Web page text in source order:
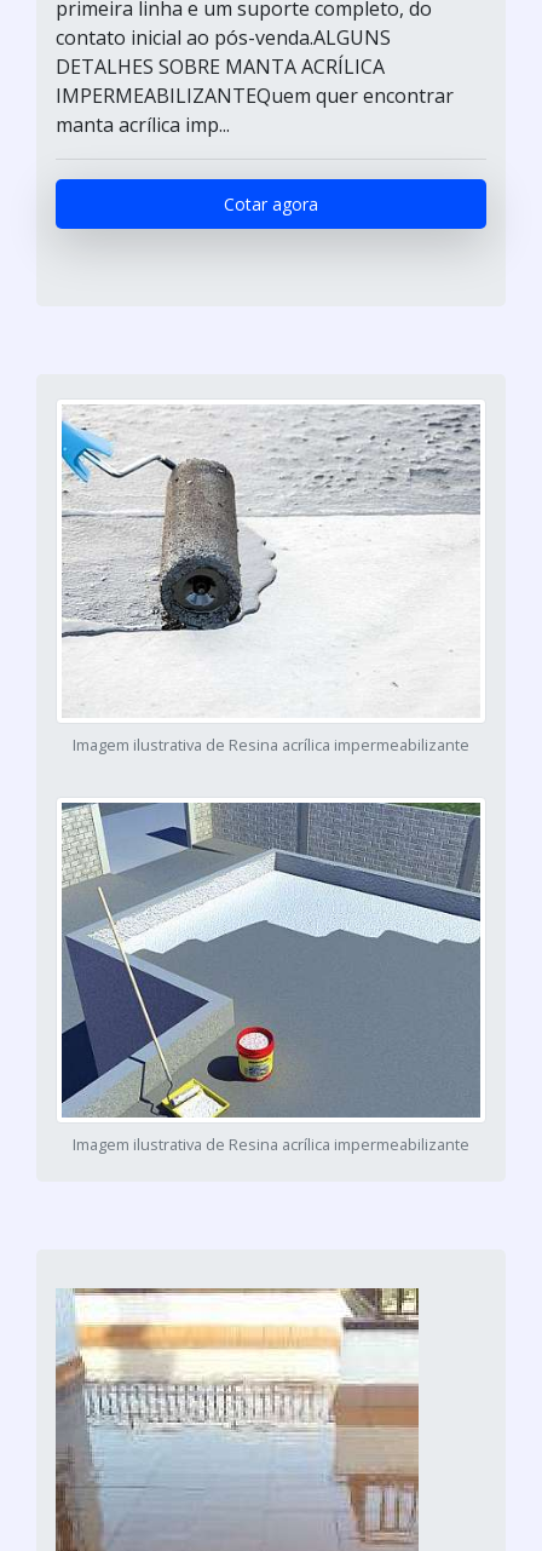
primeira linha e um suporte completo, do
contato inicial ao pós-venda.ALGUNS
DETALHES SOBRE MANTA ACRÍLICA
IMPERMEABILIZANTEQuem quer encontrar
manta acrílica imp...
Cotar agora
Imagem ilustrativa de Resina acrílica impermeabilizante
Imagem ilustrativa de Resina acrílica impermeabilizante